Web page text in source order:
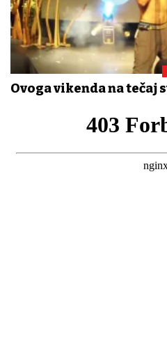
Ovoga vikenda na